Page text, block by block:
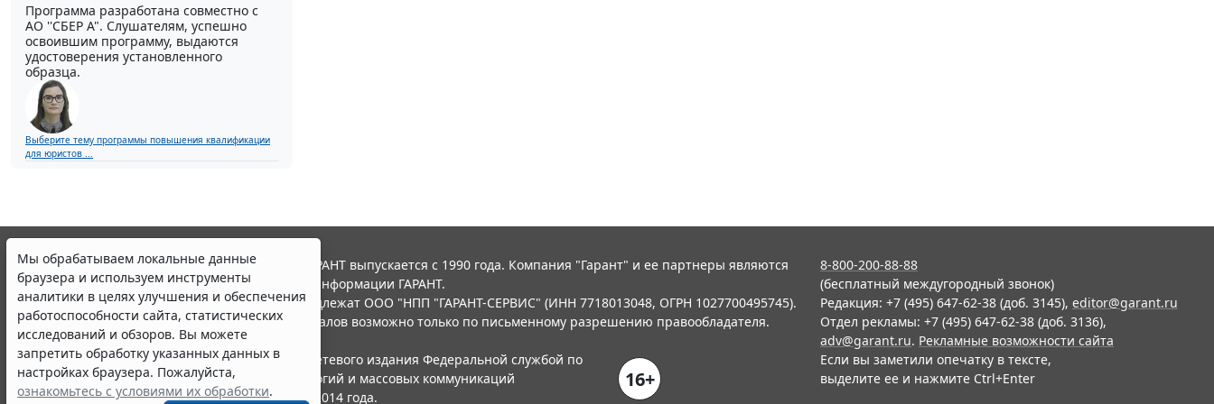
Программа разработана совместно с
АО ''СБЕР А". Слушателям, успешно
освоившим программу, выдаются
удостоверения установленного
образца.
Выберите тему программы повышения квалификации
для юристов ...
Мы обрабатываем локальные данные
браузера и используем инструменты
аналитики в целях улучшения и обеспечения
работоспособности сайта, статистических
исследований и обзоров. Вы можете
запретить обработку указанных данных в
настройках браузера. Пожалуйста,
ознакомьтесь с условиями их обработки.
© ООО "НПП "ГАРАНТ-СЕРВИС", 2026. Система ГАРАНТ выпускается с 1990 года. Компания "Гарант" и ее партнеры являются
участниками Российской ассоциации правовой информации ГАРАНТ.
Все права на материалы сайта ГАРАНТ.РУ принадлежат ООО "НПП "ГАРАНТ-СЕРВИС" (ИНН 7718013048, ОГРН 1027700495745).
Полное или частичное воспроизведение материалов возможно только по письменному разрешению правообладателя.
Правила использования портала.
Портал ГАРАНТ.РУ зарегистрирован в качестве сетевого издания Федеральной службой по
надзору в сфере связи,информационных технологий и массовых коммуникаций
(Роскомнадзором), Эл № ФС77-58365 от 18 июня 2014 года.
16+
8-800-200-88-88
(бесплатный междугородный звонок)
Редакция: +7 (495) 647-62-38 (доб. 3145), editor@garant.ru
Отдел рекламы: +7 (495) 647-62-38 (доб. 3136),
adv@garant.ru. Рекламные возможности сайта
Если вы заметили опечатку в тексте,
выделите ее и нажмите Ctrl+Enter